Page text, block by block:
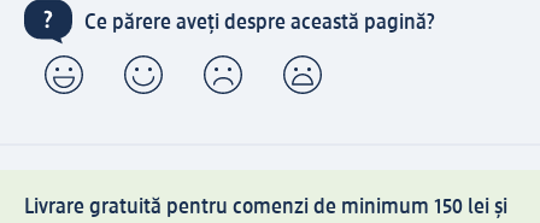
Ce părere aveți despre această pagină?
Livrare gratuită pentru comenzi de minimum 150 lei și